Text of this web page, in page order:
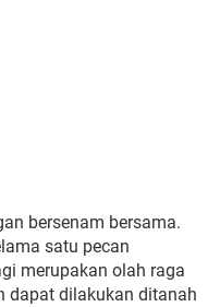
bersenam bersama.
satu pecan
merupakan olah raga
dapat dilakukan ditanah